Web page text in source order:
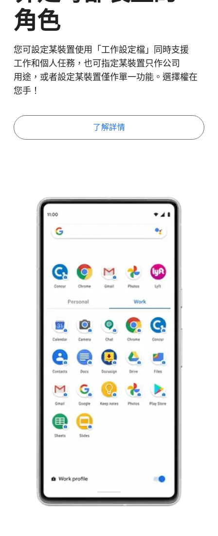
角色
您可​設定​某​裝置​使用​「工作​設定檔」​同時​支援​
工作​和​個人​任務，​也​可​指定​某​裝置​只作​公司​
用途，​或者​設定​某​裝置​僅​作​單​一​功能。​選擇權​在​
您手​！
了​解詳情